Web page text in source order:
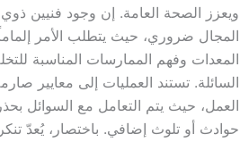
ويعزز الصحة العامة. إن وجود فنيين
المجال ضروري، حيث يتطلب الأمر
المعدات وفهم الممارسات المناسبة
السائلة. تستند العمليات إلى معايير
العمل، حيث يتم التعامل مع السوائل
حوادث أو تلوث إضافي. باختصار، يُعدّ